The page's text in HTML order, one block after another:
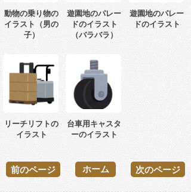
動物の乗り物の
イラスト（男の
子）
遊園地のパレー
ドのイラスト
（バラバラ）
遊園地のパレー
ドのイラスト
リーチリフトの
イラスト
台車用キャスタ
ーのイラスト
前のページ 次のページ
ホーム